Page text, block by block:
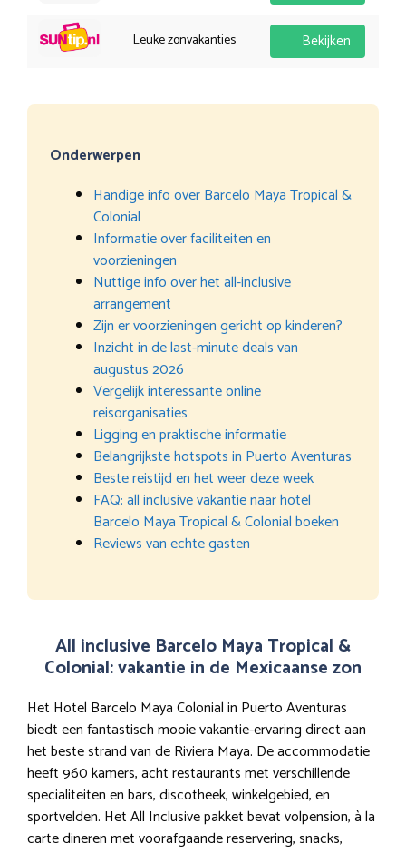
Leuke zonvakanties Bekijken
Onderwerpen
Handige info over Barcelo Maya Tropical &
Colonial
Informatie over faciliteiten en
voorzieningen
Nuttige info over het all-inclusive
arrangement
Zijn er voorzieningen gericht op kinderen?
Inzicht in de last-minute deals van
augustus 2026
Vergelijk interessante online
reisorganisaties
Ligging en praktische informatie
Belangrijkste hotspots in Puerto Aventuras
Beste reistijd en het weer deze week
FAQ: all inclusive vakantie naar hotel
Barcelo Maya Tropical & Colonial boeken
Reviews van echte gasten
All inclusive Barcelo Maya Tropical &
Colonial: vakantie in de Mexicaanse zon
Het Hotel Barcelo Maya Colonial in Puerto Aventuras
biedt een fantastisch mooie vakantie-ervaring direct aan
het beste strand van de Riviera Maya. De accommodatie
heeft 960 kamers, acht restaurants met verschillende
specialiteiten en bars, discotheek, winkelgebied, en
sportvelden. Het All Inclusive pakket bevat volpension, à la
carte dineren met voorafgaande reservering, snacks,